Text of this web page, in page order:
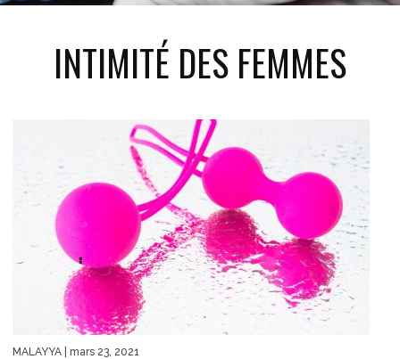
INTIMITÉ DES FEMMES
MALAYYA | mars 23, 2021